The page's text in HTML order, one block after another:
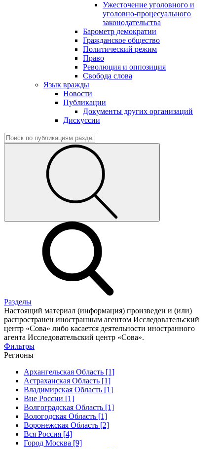
Ужесточение уголовного и
уголовно-процесуального
законодательства
Барометр демократии
Гражданское общество
Политический режим
Право
Революция и оппозиция
Свобода слова
Язык вражды
Новости
Публикации
Документы других организаций
Дискуссии
Разделы
Настоящий материал (информация) произведен и (или)
распространен иностранным агентом Исследовательский
центр «Сова» либо касается деятельности иностранного
агента Исследовательский центр «Сова».
Фильтры
Регионы
Архангельская Область [1]
Астраханская Область [1]
Владимирская Область [1]
Вне России [1]
Волгоградская Область [1]
Вологодская Область [1]
Воронежская Область [2]
Вся Россия [4]
Город Москва [9]